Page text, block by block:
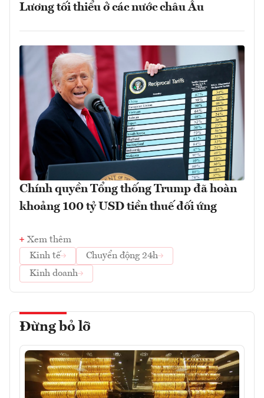
Lương tối thiểu ở các nước châu Âu
Chính quyền Tổng thống Trump đã hoàn
khoảng 100 tỷ USD tiền thuế đối ứng
Xem thêm
Kinh tế
Chuyển động 24h
Kinh doanh
Đừng bỏ lỡ